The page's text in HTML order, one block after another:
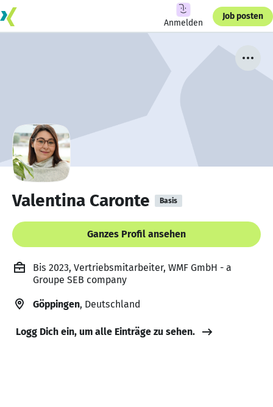
Anmelden
Job posten
Valentina Caronte Basis
Ganzes Profil ansehen
Bis 2023, Vertriebsmitarbeiter, WMF GmbH - a
Groupe SEB company
Göppingen, Deutschland
Logg Dich ein, um alle Einträge zu sehen.